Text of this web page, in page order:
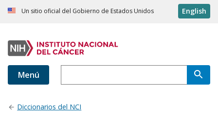
Un sitio oficial del Gobierno de Estados Unidos English
Menú
Diccionarios del NCI